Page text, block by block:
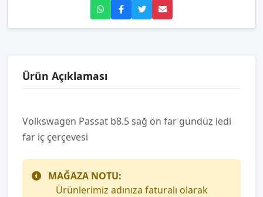
Ürün Açıklaması
Volkswagen Passat b8.5 sağ ön far gündüz ledi
far iç çerçevesi
MAĞAZA NOTU:
Ürünlerimiz adınıza faturalı olarak